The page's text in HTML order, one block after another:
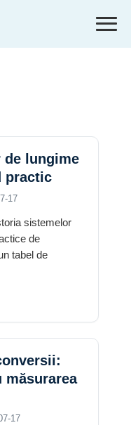
de lungime
practic
17
sistemelor
de
tabel de
măsurarea
17